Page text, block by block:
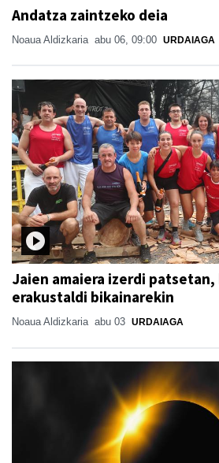
Andatza zaintzeko deia
Noaua Aldizkaria abu 06, 09:00 URDAIAGA
Jaien amaiera izerdi
erakustaldi bikainarekin
Noaua Aldizkaria abu 03 URDAIAGA